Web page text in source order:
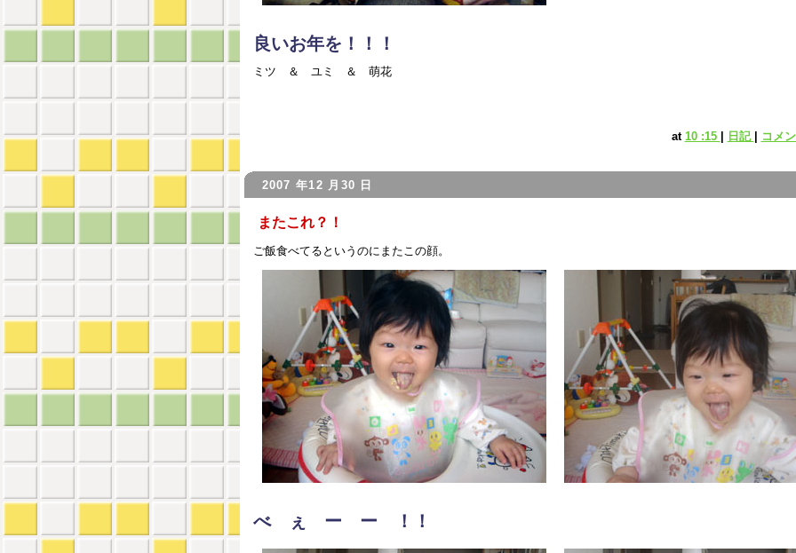
良いお年を！！！
ミツ ＆ ユミ ＆ 萌花
at 10 :15 日記 コメ
2007 年12 月30 日
またこれ？！
ご飯食べてるというのにまたこの顔。
べ ぇ ー ー ！！